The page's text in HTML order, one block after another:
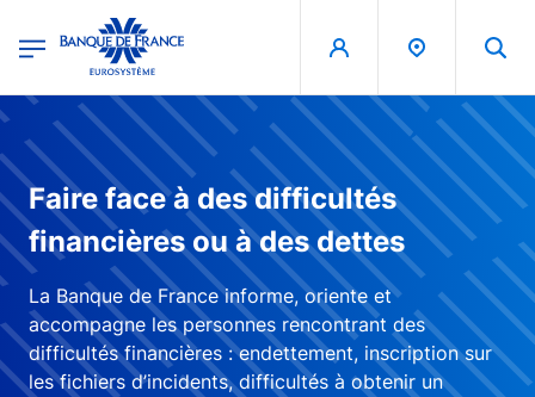
Banque de France - Menu Principal
Faire face à des difficultés
financières ou à des dettes
La Banque de France informe, oriente et
accompagne les personnes rencontrant des
difficultés financières : endettement, inscription sur
les fichiers d’incidents, difficultés à obtenir un